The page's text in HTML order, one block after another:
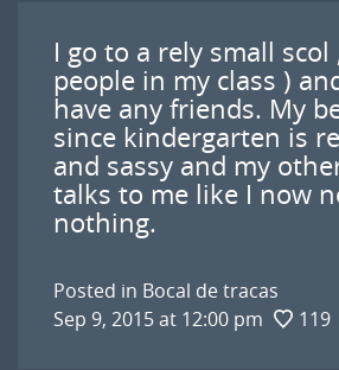
I go to a rely small scol
people in my class )
have any friends. My
since kindergarten is
and sassy and my
talks to me like I now
nothing.
Posted in Bocal de tracas
Sep 9, 2015 at 12:00 pm
119